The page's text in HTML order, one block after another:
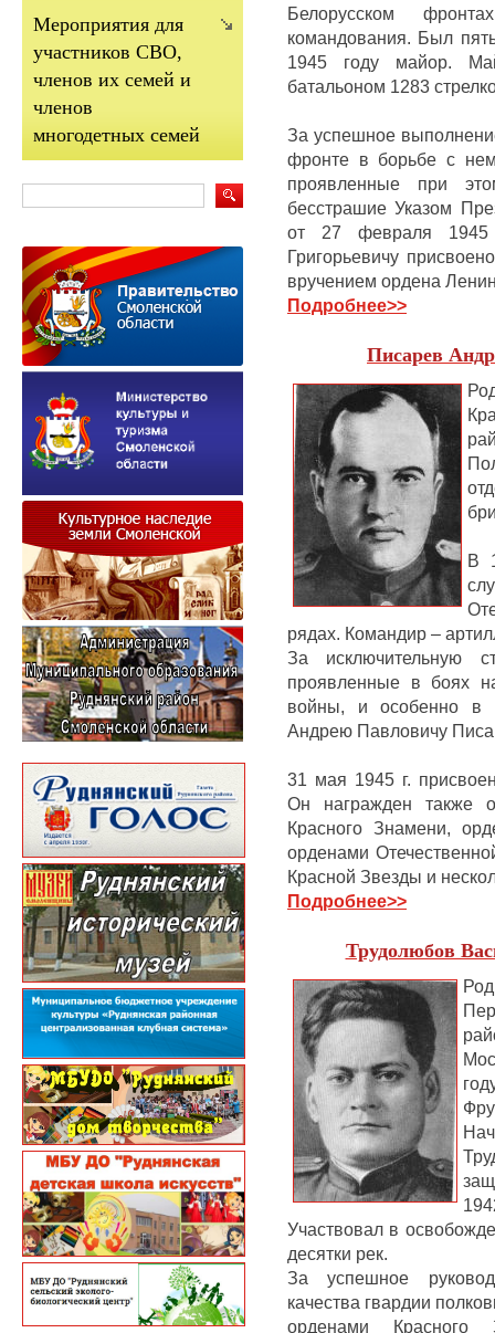
Белорусском
командования. Был
1945 году майор.
батальоном 1283
За успешное
фронте в борьбе с
проявленные при
бесстрашие Указом
от 27 февраля
Григорьевичу
вручением ордена
Подробнее>>
Писарев
В
рядах. Командир –
За исключительную
проявленные в боях
войны, и особенно в
Андрею Павловичу
31 мая 1945 г.
Он награжден также
Красного Знамени,
орденами
Красной Звезды и
Подробнее>>
Трудолюбов
Участвовал в
десятки рек.
За успешное
качества гвардии
орденами Красного
Мероприятия для
участников СВО,
членов их семей и
членов
многодетных семей